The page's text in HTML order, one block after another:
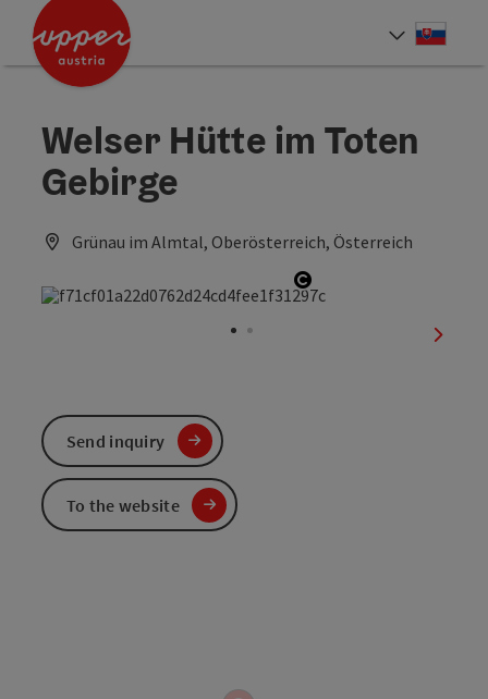
Accesskey
Accesskey
Welser Hütte im Toten
Gebirge
Grünau im Almtal, Oberösterreich, Österreich
Open copyright
next
Send inquiry
To the website